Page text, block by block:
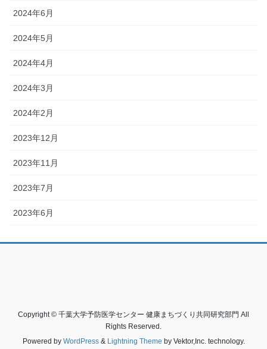
2024年6月
2024年5月
2024年4月
2024年3月
2024年2月
2023年12月
2023年11月
2023年7月
2023年6月
Copyright © 千葉大学予防医学センター 健康まちづくり共同研究部門 All
Rights Reserved.
Powered by WordPress& Lightning Theme by Vektor,Inc. technology.